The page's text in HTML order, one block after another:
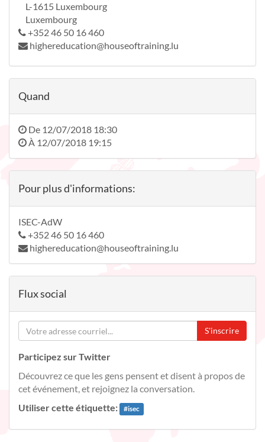
L-1615 Luxembourg
Luxembourg
+352 46 50 16 460
highereducation@houseoftraining.lu
Quand
De 12/07/2018 18:30
À 12/07/2018 19:15
Pour plus d'informations:
ISEC-AdW
+352 46 50 16 460
highereducation@houseoftraining.lu
Flux social
S'inscrire
Participez sur Twitter
Découvrez ce que les gens pensent et disent à propos de
cet événement, et rejoignez la conversation.
Utiliser cette étiquette:
#isec